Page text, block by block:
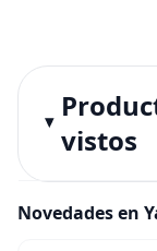
vistos
Novedades en